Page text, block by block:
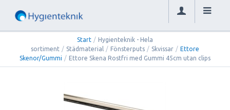
Start / Hygienteknik - Hela
sortiment / Städmaterial / Fönsterputs / Skvissar / Ettore
Skenor/Gummi / Ettore Skena Rostfri med Gummi 45cm utan clips